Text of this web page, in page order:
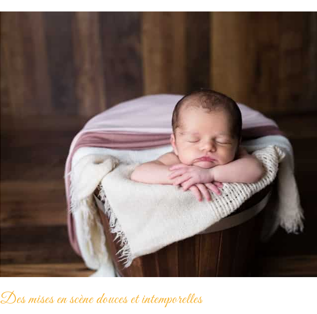
Des mises en scène douces et intemporelles